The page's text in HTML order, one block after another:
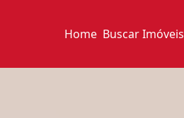
Home Buscar Imóveis